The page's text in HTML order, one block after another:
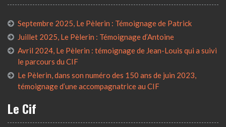
Septembre 2025, Le Pèlerin : Témoignage de Patrick
Juillet 2025, Le Pèlerin : Témoignage d’Antoine
Avril 2024, Le Pèlerin : témoignage de Jean-Louis qui a suivi
le parcours du CIF
Le Pèlerin, dans son numéro des 150 ans de juin 2023,
témoignage d’une accompagnatrice au CIF
Le Cif